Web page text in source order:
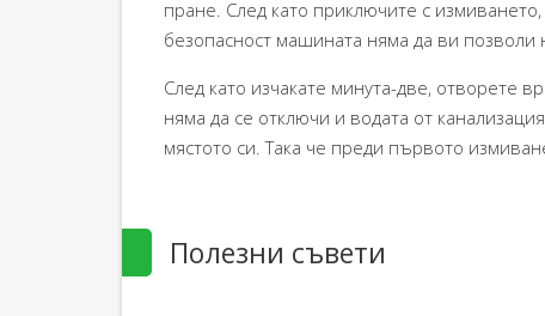
пране. След като приключите с
безопасност машината няма да ви позволи
След като изчакате минута-две, отворете
няма да се отключи и водата от
мястото си. Така че преди първото
Полезни съвети